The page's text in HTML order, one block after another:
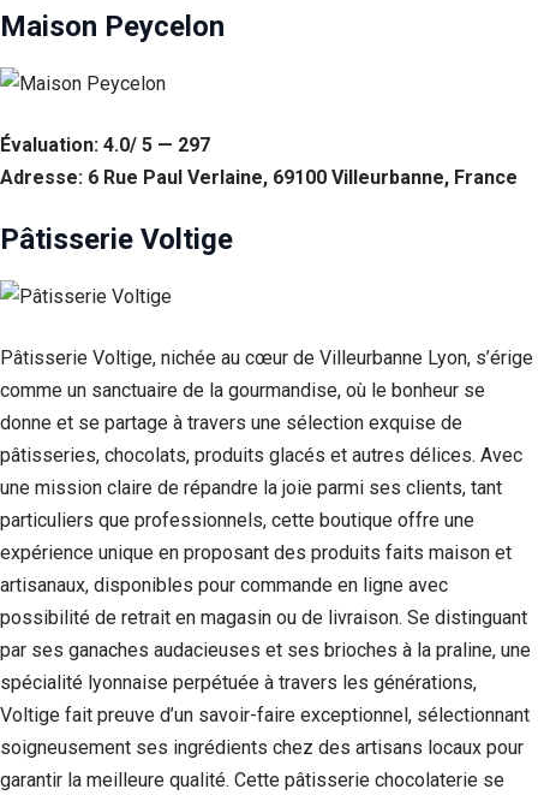
Maison Peycelon
Évaluation: 4.0/ 5 — 297
Adresse: 6 Rue Paul Verlaine, 69100 Villeurbanne, France
Pâtisserie Voltige
Pâtisserie Voltige, nichée au cœur de Villeurbanne Lyon, s’érige
comme un sanctuaire de la gourmandise, où le bonheur se
donne et se partage à travers une sélection exquise de
pâtisseries, chocolats, produits glacés et autres délices. Avec
une mission claire de répandre la joie parmi ses clients, tant
particuliers que professionnels, cette boutique offre une
expérience unique en proposant des produits faits maison et
artisanaux, disponibles pour commande en ligne avec
possibilité de retrait en magasin ou de livraison. Se distinguant
par ses ganaches audacieuses et ses brioches à la praline, une
spécialité lyonnaise perpétuée à travers les générations,
Voltige fait preuve d’un savoir-faire exceptionnel, sélectionnant
soigneusement ses ingrédients chez des artisans locaux pour
garantir la meilleure qualité. Cette pâtisserie chocolaterie se